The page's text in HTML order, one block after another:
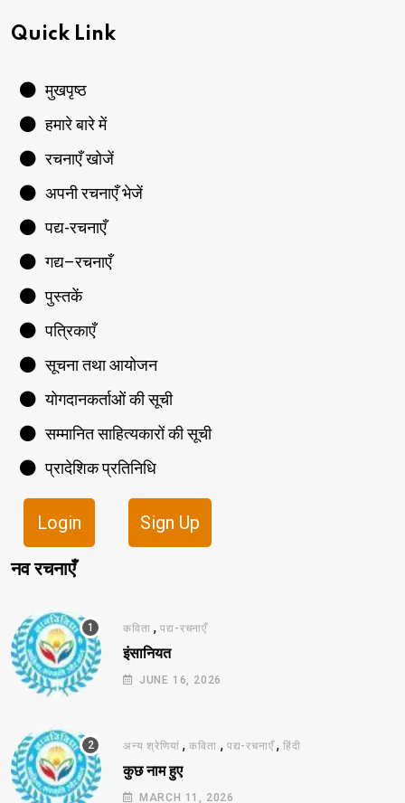
Quick Link
मुखपृष्ठ
हमारे बारे में
रचनाएँ खोजें
अपनी रचनाएँ भेजें
पद्य-रचनाएँ
गद्य–रचनाएँ
पुस्तकें
पत्रिकाएँ
सूचना तथा आयोजन
योगदानकर्ताओं की सूची
सम्मानित साहित्यकारों की सूची
प्रादेशिक प्रतिनिधि
Login Sign Up
नव रचनाएँ
कविता ,पद्य-रचनाएँ
इंसानियत
JUNE 16, 2026
अन्य श्रेणियां ,कविता , पद्य-रचनाएँ,हिंदी
कुछ नाम हुए
MARCH 11, 2026